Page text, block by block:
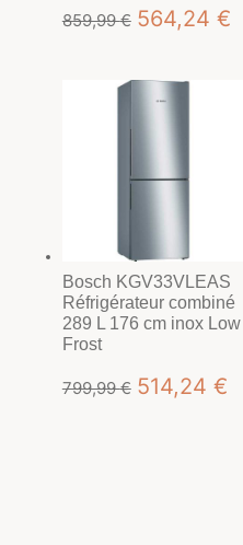
859,99€ Le
initial
était :
564,24 €Le
Bosch KGV33VLEAS
Réfrigérateur combiné
289 L 176 cm inox Low
Frost
799,99€ Le
514,24 €Le